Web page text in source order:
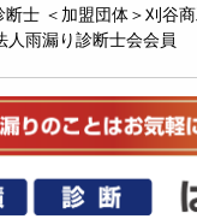
士 ＜加盟団体＞刈谷
人雨漏り診断士会会員